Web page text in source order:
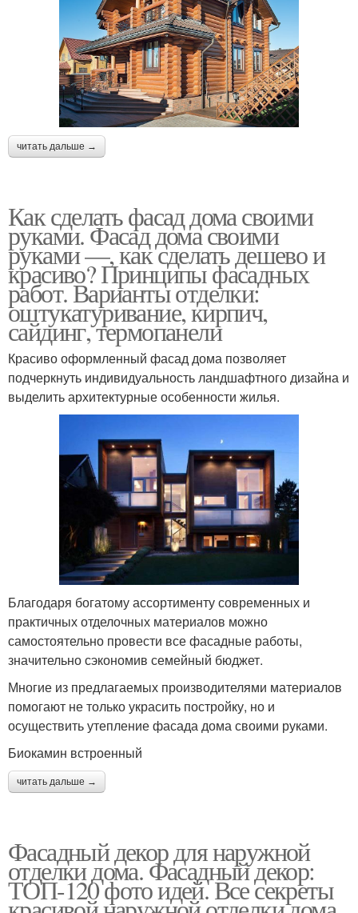
читать дальше →
Как сделать фасад дома своими
руками. Фасад дома своими
руками —, как сделать дешево и
красиво? Принципы фасадных
работ. Варианты отделки:
оштукатуривание, кирпич,
сайдинг, термопанели
Красиво оформленный фасад дома позволяет
подчеркнуть индивидуальность ландшафтного дизайна и
выделить архитектурные особенности жилья.
Благодаря богатому ассортименту современных и
практичных отделочных материалов можно
самостоятельно провести все фасадные работы,
значительно сэкономив семейный бюджет.
Многие из предлагаемых производителями материалов
помогают не только украсить постройку, но и
осуществить утепление фасада дома своими руками.
Биокамин встроенный
читать дальше →
Фасадный декор для наружной
отделки дома. Фасадный декор:
ТОП-120 фото идей. Все секреты